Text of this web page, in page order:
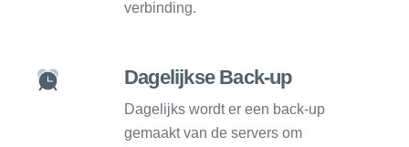
verbinding.
Dagelijkse Back-up
Dagelijks wordt er een back-up
gemaakt van de servers om